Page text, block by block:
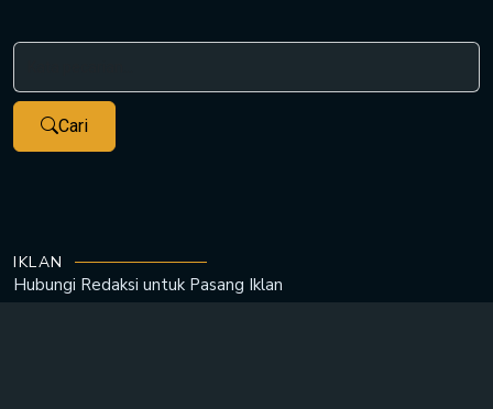
Cari
IKLAN
Hubungi Redaksi untuk Pasang Iklan